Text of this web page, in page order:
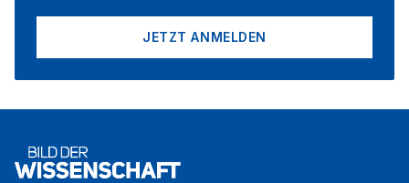
JETZT ANMELDEN